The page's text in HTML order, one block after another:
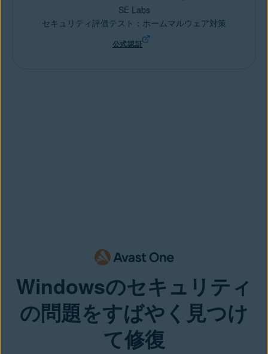
SE Labs
セキュリティ評価テスト：ホームマルウェア対策
公式認証
Windowsのセキュリティ
の問題をすばやく見つけ
て修復